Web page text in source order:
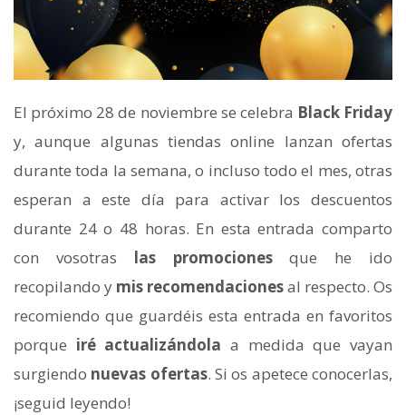
El próximo 28 de noviembre se celebra Black Friday
y, aunque algunas tiendas online lanzan ofertas
durante toda la semana, o incluso todo el mes, otras
esperan a este día para activar los descuentos
durante 24 o 48 horas. En esta entrada comparto
con vosotras las promocionesque he ido
recopilando y mis recomendacionesal respecto. Os
recomiendo que guardéis esta entrada en favoritos
porque iré actualizándolaa medida que vayan
surgiendo nuevas ofertas. Si os apetece conocerlas,
¡seguid leyendo!